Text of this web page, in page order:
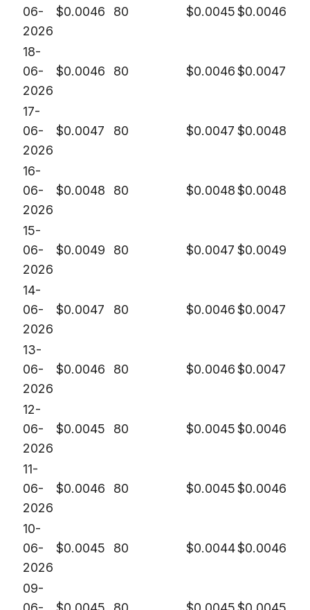
06-
2026
$0.0046 80 $0.0045$0.0046
18-
06-
2026
$0.0046 80 $0.0046$0.0047
17-
06-
2026
$0.0047 80 $0.0047 $0.0048
16-
06-
2026
$0.0048 80 $0.0048$0.0048
15-
06-
2026
$0.0049 80 $0.0047 $0.0049
14-
06-
2026
$0.0047 80 $0.0046$0.0047
13-
06-
2026
$0.0046 80 $0.0046$0.0047
12-
06-
2026
$0.0045 80 $0.0045$0.0046
11-
06-
2026
$0.0046 80 $0.0045$0.0046
10-
06-
2026
$0.0045 80 $0.0044$0.0046
09-